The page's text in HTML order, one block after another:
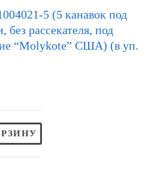
5 (5 канавок под
без рассекателя, под
“Molykote” США) (в уп.